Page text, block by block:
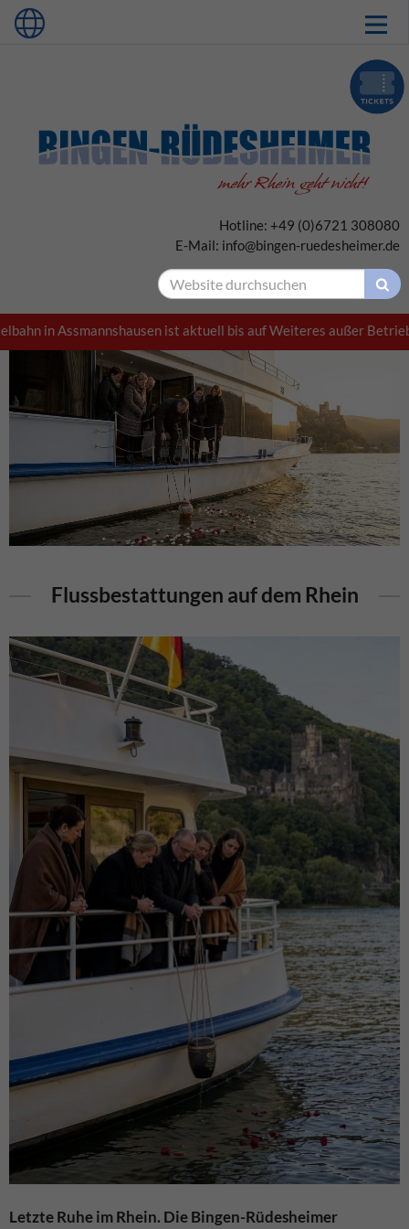
Hotline: +49 (0)6721 308080
E-Mail: info@bingen-ruedesheimer.de
in Assmannshausen ist aktuell bis auf Weiteres außer
Flussbestattungen auf dem Rhein
Letzte Ruhe im Rhein. Die Bingen-Rüdesheimer